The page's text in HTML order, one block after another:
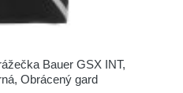
Bauer GSX INT,
Obrácený gard